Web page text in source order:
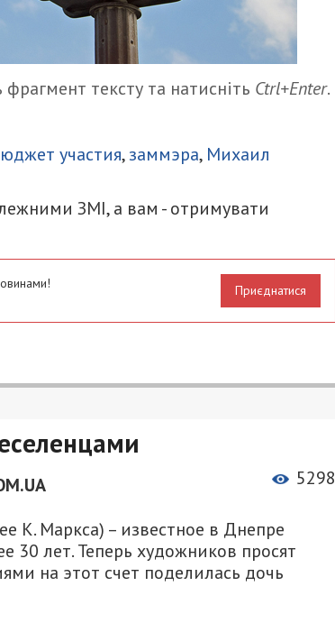
тексту та натисніть Ctrl+Enter.
участия,заммэра, Михаил
ЗМІ, а вам - отримувати
Приєднатися
5298
К. Маркса) – известное в Днепре
30 лет. Теперь художников просят
на этот счет поделилась дочь